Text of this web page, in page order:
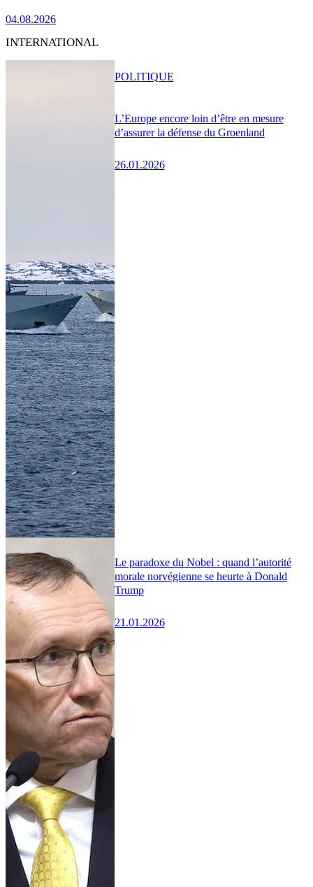
04.08.2026
INTERNATIONAL
L’Europe encore loin d’être en mesure
d’assurer la défense du Groenland
26.01.2026
POLITIQUE
Le paradoxe du Nobel : quand l’autorité
morale norvégienne se heurte à Donald
Trump
21.01.2026